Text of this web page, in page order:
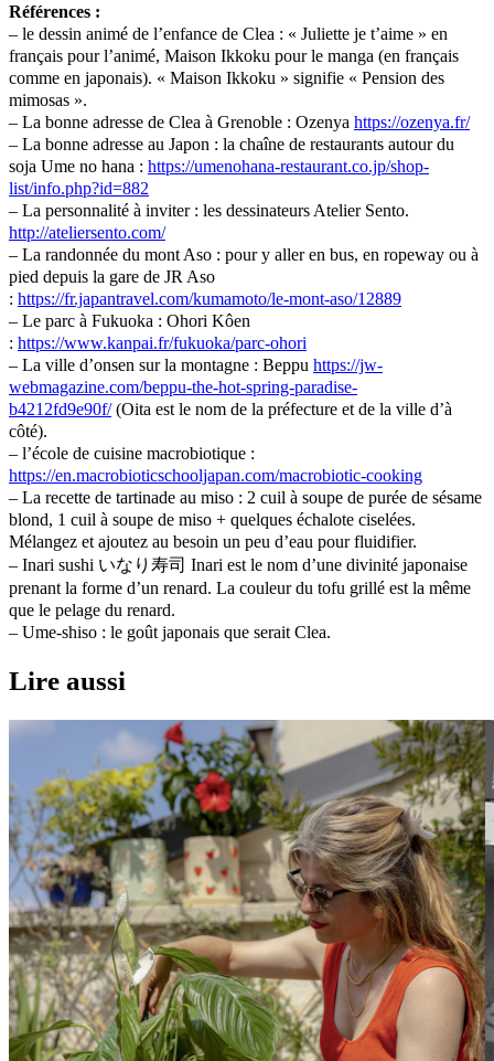
Références :
– le dessin animé de l’enfance de Clea : « Juliette je t’aime » en
français pour l’animé, Maison Ikkoku pour le manga (en français
comme en japonais). « Maison Ikkoku » signifie « Pension des
mimosas ».
– La bonne adresse de Clea à Grenoble : Ozenya https://ozenya.fr/
– La bonne adresse au Japon : la chaîne de restaurants autour du
soja Ume no hana : https://umenohana-restaurant.co.jp/shop-
list/info.php?id=882
– La personnalité à inviter : les dessinateurs Atelier Sento.
http://ateliersento.com/
– La randonnée du mont Aso : pour y aller en bus, en ropeway ou à
pied depuis la gare de JR Aso
: https://fr.japantravel.com/kumamoto/le-mont-aso/12889
– Le parc à Fukuoka : Ohori Kôen
: https://www.kanpai.fr/fukuoka/parc-ohori
– La ville d’onsen sur la montagne : Beppu https://jw-
webmagazine.com/beppu-the-hot-spring-paradise-
b4212fd9e90f/(Oita est le nom de la préfecture et de la ville d’à
côté).
– l’école de cuisine macrobiotique :
https://en.macrobioticschooljapan.com/macrobiotic-cooking
– La recette de tartinade au miso : 2 cuil à soupe de purée de sésame
blond, 1 cuil à soupe de miso + quelques échalote ciselées.
Mélangez et ajoutez au besoin un peu d’eau pour fluidifier.
– Inari sushi いなり寿司 Inari est le nom d’une divinité japonaise
prenant la forme d’un renard. La couleur du tofu grillé est la même
que le pelage du renard.
– Ume-shiso : le goût japonais que serait Clea.
Lire aussi